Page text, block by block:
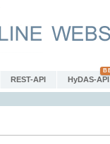
REST-API HyDAS-API